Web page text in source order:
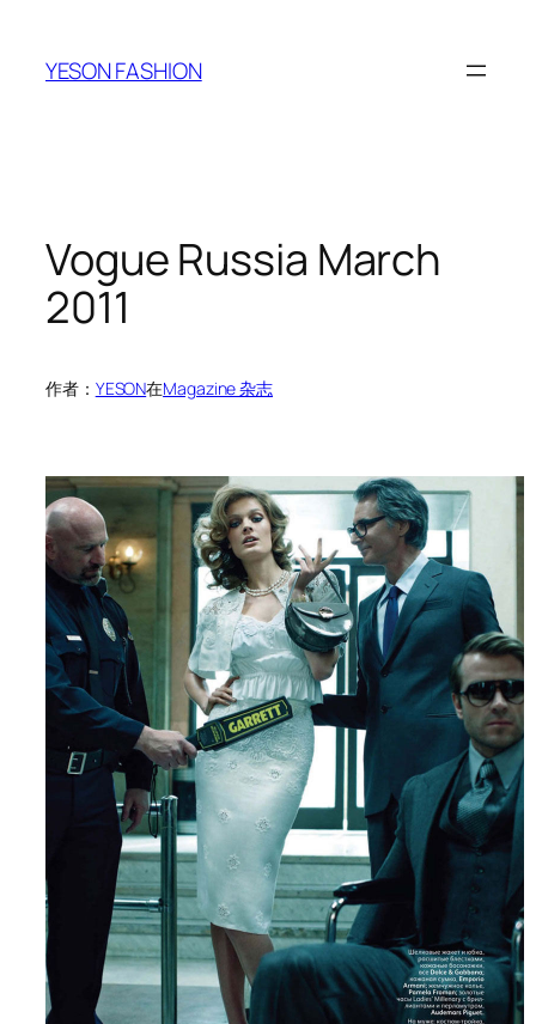
YESON FASHION
Vogue Russia March
2011
作者： YESON在Magazine 杂志